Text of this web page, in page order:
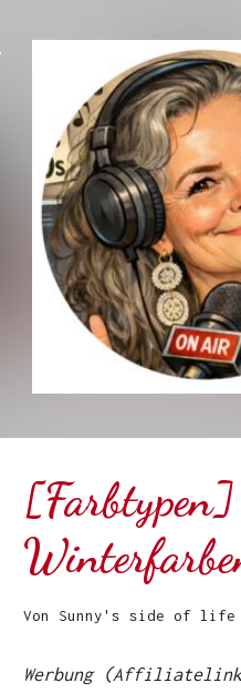
Von Sunny's side of life
Werbung